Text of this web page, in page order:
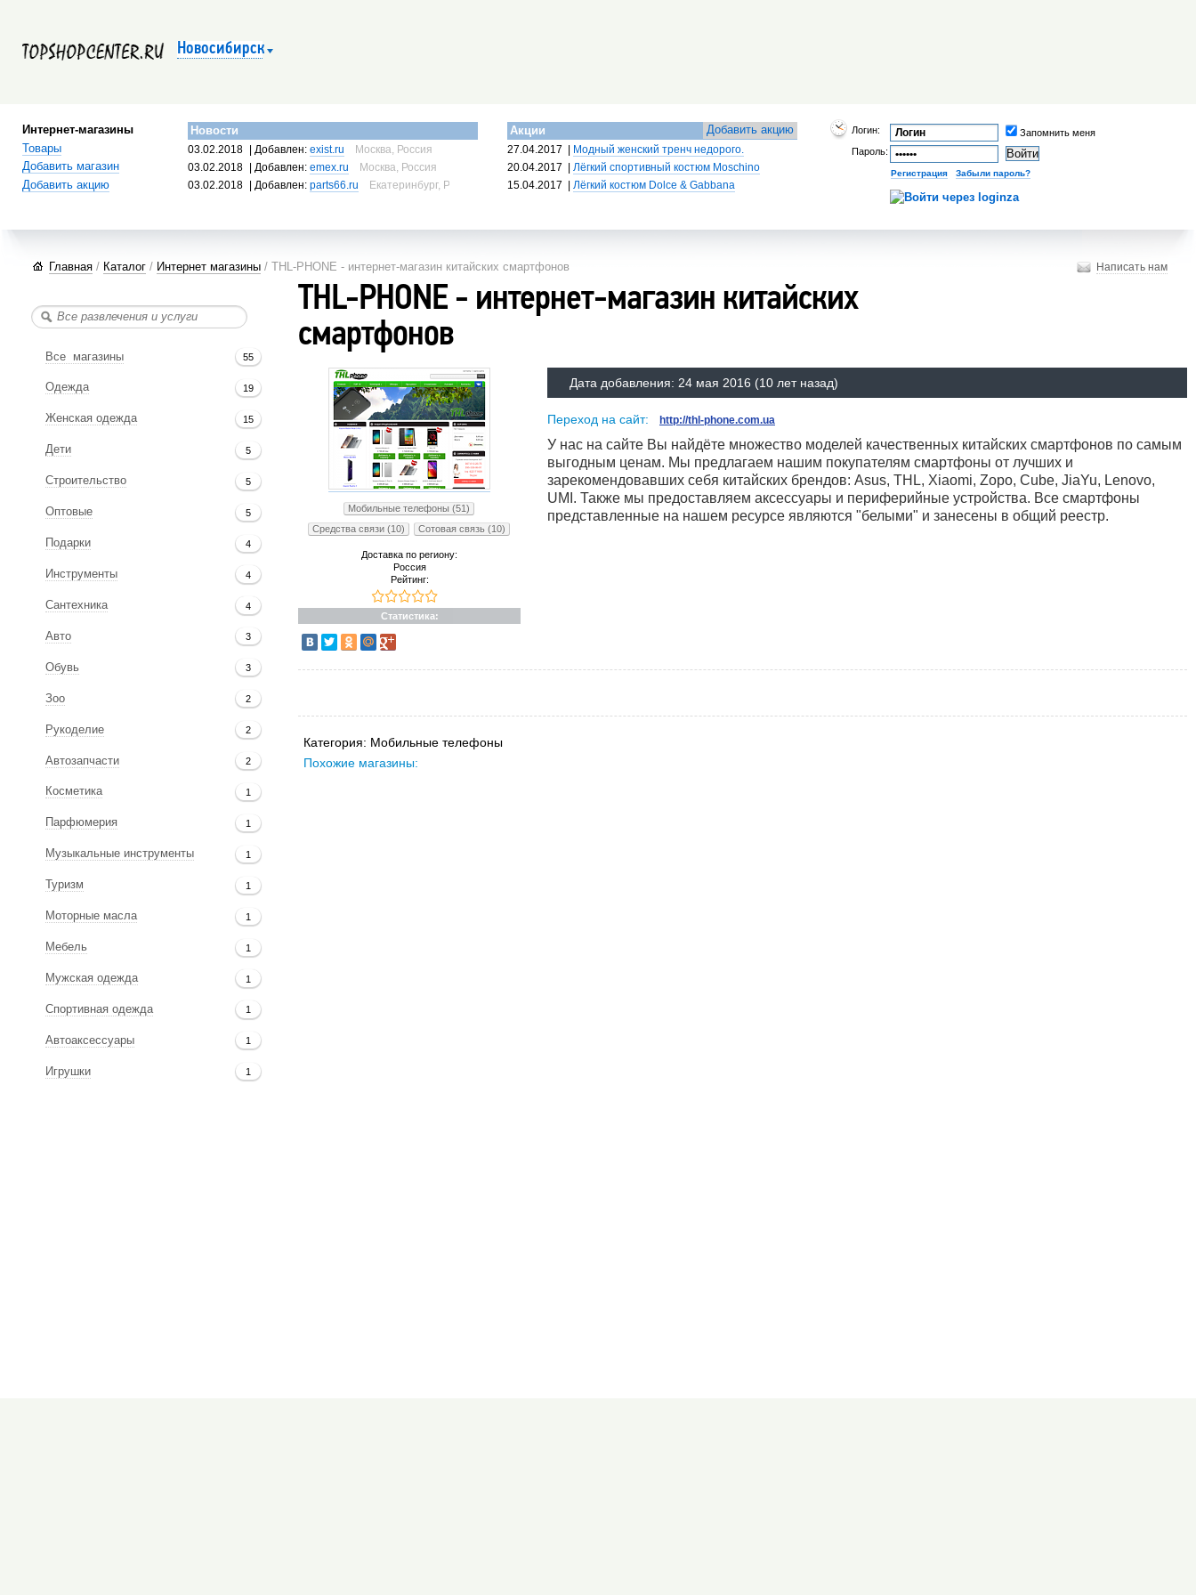
Новосибирск
Интернет-магазины
Товары
Добавить магазин
Добавить акцию
Новости
03.02.2018 | Добавлен: exist.ru
Москва, Россия
03.02.2018
| Добавлен: emex.ru
Москва, Россия
03.02.2018
| Добавлен: parts66.ru Екатеринбург, Россия
Добавить акцию
Акции
27.04.2017
Модный женский тренч недорого.
20.04.2017
Лёгкий спортивный костюм Moschino
15.04.2017
Лёгкий костюм Dolce & Gabbana
Логин:
Запомнить меня
Пароль:
Регистрация| Забыли пароль?
Написать нам
Главная / Каталог / Интернет магазины / THL-PHONE - интернет-магазин китайских смартфонов
Все магазины 55
Одежда 19
Женская одежда 15
Дети 5
Строительство 5
Оптовые 5
Подарки 4
Инструменты 4
Сантехника 4
Авто 3
Обувь 3
Зоо 2
Рукоделие 2
Автозапчасти 2
Косметика 1
Парфюмерия 1
Музыкальные инструменты 1
Туризм 1
Моторные масла 1
Мебель 1
Мужская одежда 1
Спортивная одежда 1
Автоаксессуары 1
Игрушки 1
THL-PHONE - интернет-магазин китайских
смартфонов
Мобильные телефоны (51)
Средства связи (10)
Сотовая связь (10)
Доставка по региону:
Россия
Рейтинг:
Статистика:
Дата добавления: 24 мая 2016 (10 лет назад)
Переход на сайт: http://thl-phone.com.ua
У нас на сайте Вы найдёте множество моделей качественных китайских смартфонов по самым
выгодным ценам. Мы предлагаем нашим покупателям смартфоны от лучших и
зарекомендовавших себя китайских брендов: Asus, THL, Xiaomi, Zopo, Cube, JiaYu, Lenovo,
UMI. Также мы предоставляем аксессуары и периферийные устройства. Все смартфоны
представленные на нашем ресурсе являются "белыми" и занесены в общий реестр.
Категория: Мобильные телефоны
Похожие магазины: